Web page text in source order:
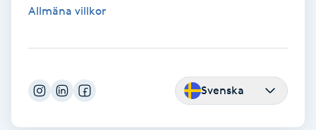
Yoga Nidra
Yogamassage
Zonterapi
Allmäna villkor
Svenska